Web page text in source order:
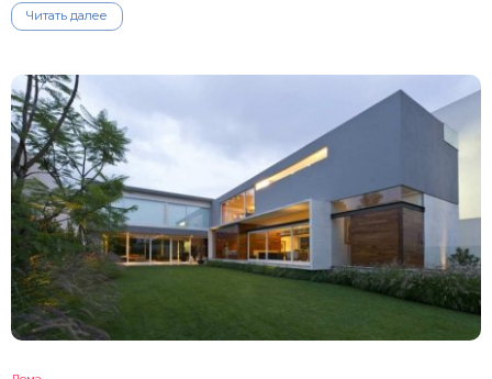
Читать далее